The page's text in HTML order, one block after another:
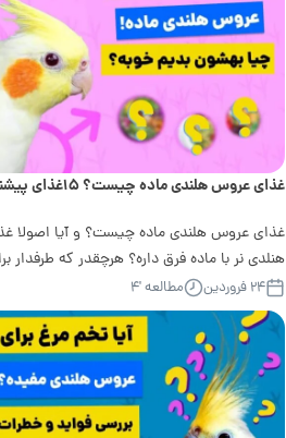
غذای عروس هلندی ماده چیست؟ ۱۵غذای پیشنهادی دامپزشک
غذای عروس هلندی ماده چیست؟ و آیا اصولا
هنلدی نر با ماده فرق داره؟ هرچقدر که طرفدار
نمیشه منکر...
۲۴ فروردین مطالعه '۴